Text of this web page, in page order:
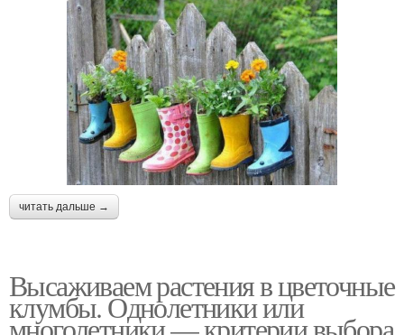
читать дальше →
Высаживаем растения в цветочные
клумбы. Однолетники или